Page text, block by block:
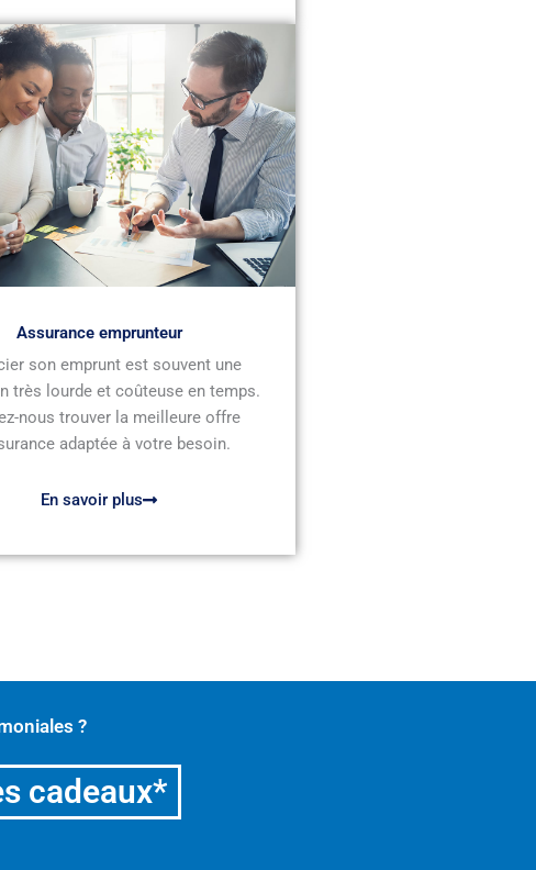
Assurance emprunteur
son emprunt est souvent une
très lourde et coûteuse en temps.
nous trouver la meilleure offre
adaptée à votre besoin.
En savoir plus
?
cadeaux*